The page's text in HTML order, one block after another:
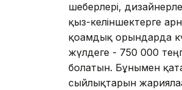
шеберлері,
қыз-келіншектерге
қоғамдық орындарда
жүлдеге - 750 000
болатын. Бұнымен
сыйлықтарын